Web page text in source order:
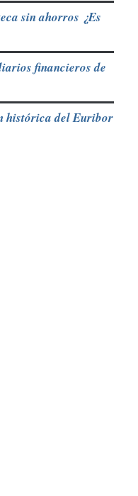
sin ahorros ¿Es
financieros de
histórica del Euribor